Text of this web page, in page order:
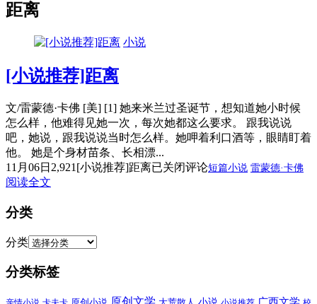
距离
小说
[小说推荐]距离
文/雷蒙德·卡佛 [美] [1] 她来米兰过圣诞节，想知道她小时候
怎么样，他难得见她一次，每次她都这么要求。 跟我说说
吧，她说，跟我说说当时怎么样。她呷着利口酒等，眼睛盯着
他。 她是个身材苗条、长相漂...
11月06日 2,921 [小说推荐]距离已关闭评论短篇小说 雷蒙德·卡佛
阅读全文
分类
分类
分类标签
原创文学 广西文学